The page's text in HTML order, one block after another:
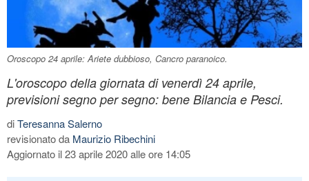
Oroscopo 24 aprile: Ariete dubbioso, Cancro paranoico.
L'oroscopo della giornata di venerdì 24 aprile,
previsioni segno per segno: bene Bilancia e Pesci.
diTeresanna Salerno
revisionato da Maurizio Ribechini
Aggiornato il 23 aprile 2020 alle ore 14:05